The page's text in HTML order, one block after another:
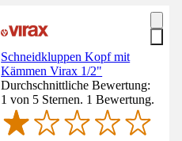
Schneidkluppen Kopf mit
Kämmen Virax 1/2"
Durchschnittliche Bewertung:
1 von 5 Sternen. 1 Bewertung.